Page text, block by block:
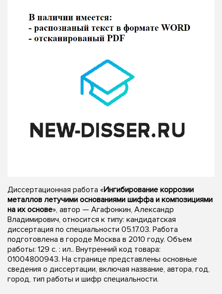
Диссертационная работа «Ингибирование коррозии
металлов летучими основаниями шиффа и композициями
на их основе», автор — Агафонкин, Александр
Владимирович, относится к типу: кандидатская
диссертация по специальности 05.17.03. Работа
подготовлена в городе Москва в 2010 году. Объем
работы: 129 с. : ил.. Внутренний код товара:
01004800943. На странице представлены основные
сведения о диссертации, включая название, автора, год,
город, тип работы и шифр специальности.